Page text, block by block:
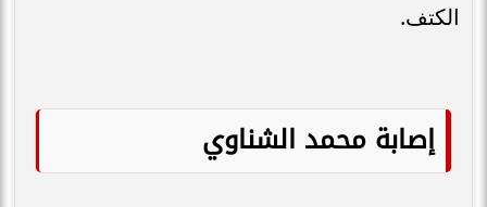
الكتف.
إصابة محمد الشناوي